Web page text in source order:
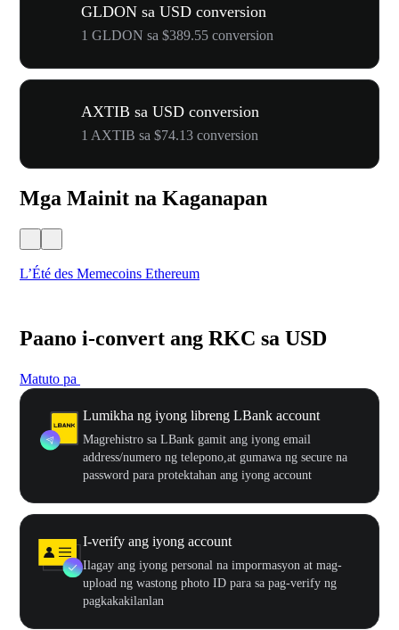
GLDON sa USD conversion
1 GLDON sa $389.55 conversion
AXTIB sa USD conversion
1 AXTIB sa $74.13 conversion
Mga Mainit na Kaganapan
L’Été des Memecoins Ethereum
Paano i-convert ang RKC sa USD
Matuto pa
Lumikha ng iyong libreng LBank account
Magrehistro sa LBank gamit ang iyong email
address/numero ng telepono,at gumawa ng secure na
password para protektahan ang iyong account
I-verify ang iyong account
Ilagay ang iyong personal na impormasyon at mag-
upload ng wastong photo ID para sa pag-verify ng
pagkakakilanlan